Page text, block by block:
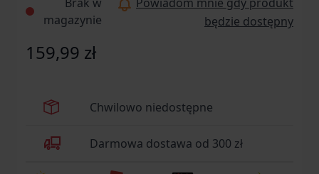
magazynie
będzie dostępny
159,99 zł
Chwilowo niedostępne
Darmowa dostawa od 300 zł